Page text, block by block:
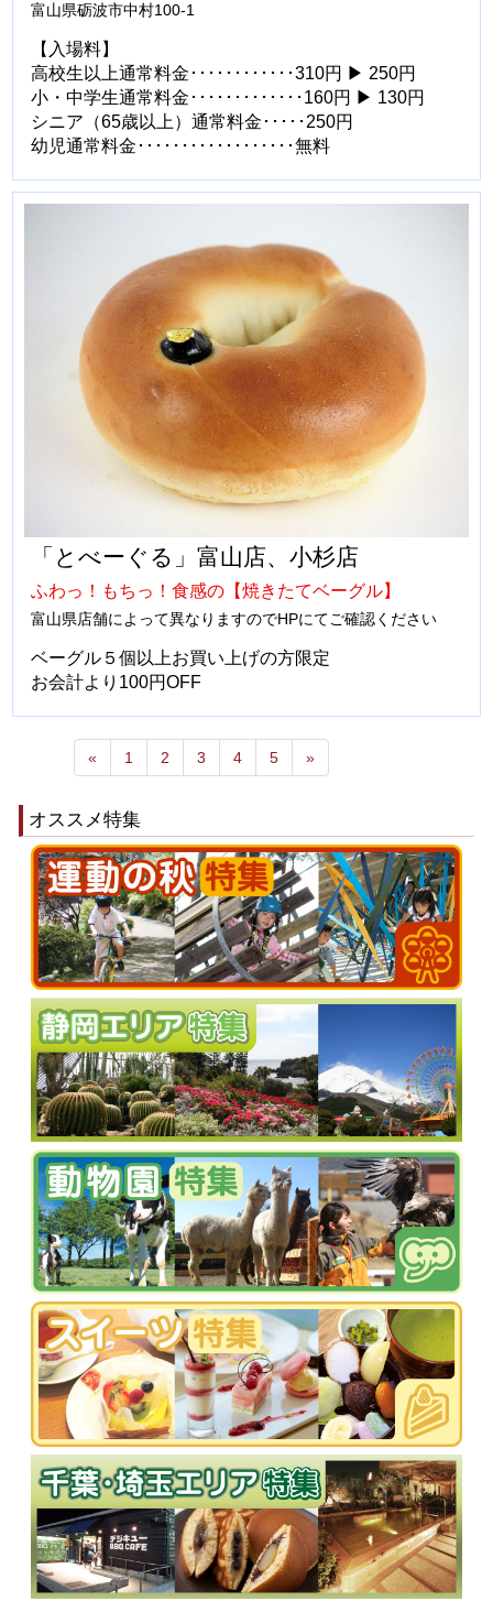
富山県砺波市中村100-1
【入場料】
高校生以上通常料金････････････310円 ▶ 250円
小・中学生通常料金･････････････160円 ▶ 130円
シニア（65歳以上）通常料金･････250円
幼児通常料金･･････････････････無料
「とべーぐる」富山店、小杉店
ふわっ！もちっ！食感の【焼きたてベーグル】
富山県店舗によって異なりますのでHPにてご確認ください
ベーグル５個以上お買い上げの方限定
お会計より100円OFF
« 1 2 3 4 5 »
オススメ特集